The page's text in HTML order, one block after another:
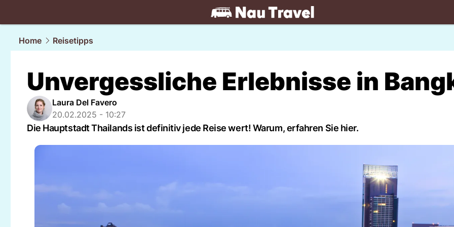
travel.NAU.ch
Home
Reisetipps
Unvergessliche Erlebnisse in
Laura Del Favero
20.02.2025 - 10:27
Die Hauptstadt Thailands ist definitiv jede Reise wert! Warum, erfahren Sie hier.